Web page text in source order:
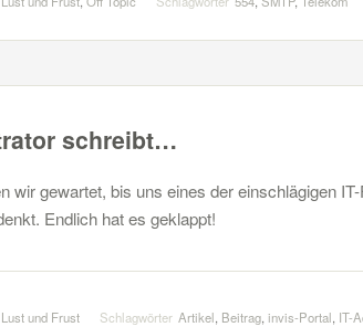
schreibt…
wir gewartet, bis uns eines der einschlägigen
Endlich hat es geklappt!
Lust und Frust Schlagwörter Artikel, Beitrag, invis-Portal, IT-